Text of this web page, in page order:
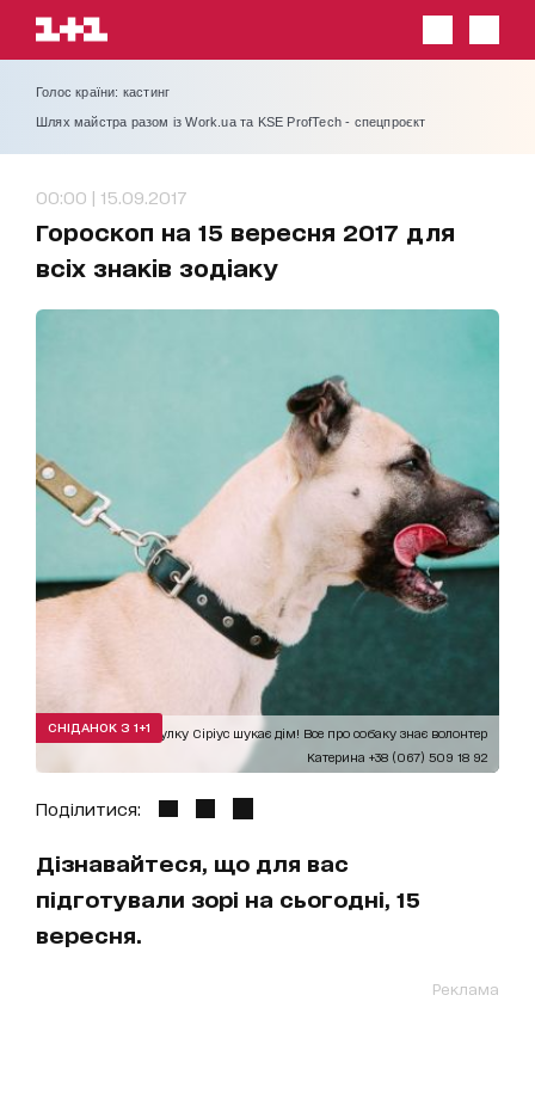
Голос країни: кастинг
Шлях майстра разом із Work.ua та KSE ProfTech - спецпроєкт
00:00 | 15.09.2017
Гороскоп на 15 вересня 2017 для
всіх знаків зодіаку
Ляля з притулку Сіріус шукає дім! Все про собаку знає волонтер
Катерина +38 (067) 509 18 92
СНІДАНОК З 1+1
Поділитися:
Дізнавайтеся, що для вас
підготували зорі на сьогодні, 15
вересня.
Реклама